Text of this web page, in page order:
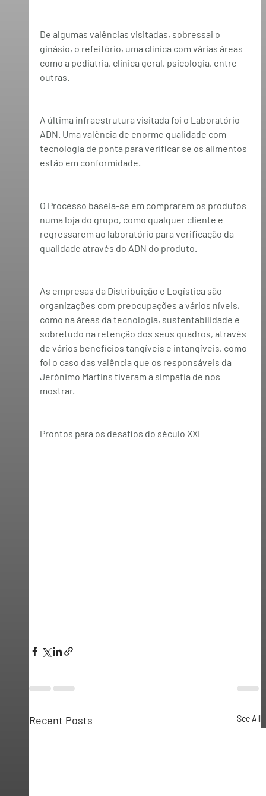
De algumas valências visitadas, sobressai o
ginásio, o refeitório, uma clínica com várias áreas
como a pediatria, clinica geral, psicologia, entre
outras.
A última infraestrutura visitada foi o Laboratório
ADN. Uma valência de enorme qualidade com
tecnologia de ponta para verificar se os alimentos
estão em conformidade.
O Processo baseia-se em comprarem os produtos
numa loja do grupo, como qualquer cliente e
regressarem ao laboratório para verificação da
qualidade através do ADN do produto.
As empresas da Distribuição e Logística são
organizações com preocupações a vários níveis,
como na áreas da tecnologia, sustentabilidade e
sobretudo na retenção dos seus quadros, através
de vários benefícios tangíveis e intangíveis, como
foi o caso das valência que os responsáveis da
Jerónimo Martins tiveram a simpatia de nos
mostrar.
Prontos para os desafios do século XXI
Recent Posts See All